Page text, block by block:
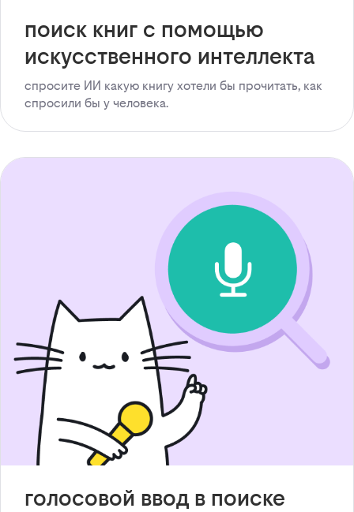
поиск книг с помощью
искусственного интеллекта
спросите ИИ какую книгу хотели бы прочитать, как
спросили бы у человека.
голосовой ввод в поиске